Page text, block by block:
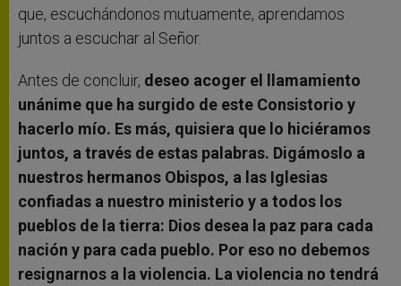
que, escuchándonos mutuamente, aprendamos
juntos a escuchar al Señor.
Antes de concluir, deseo acoger el llamamiento
unánime que ha surgido de este Consistorio y
hacerlo mío. Es más, quisiera que lo hiciéramos
juntos, a través de estas palabras. Digámoslo a
nuestros hermanos Obispos, a las Iglesias
confiadas a nuestro ministerio y a todos los
pueblos de la tierra: Dios desea la paz para cada
nación y para cada pueblo. Por eso no debemos
resignarnos a la violencia. La violencia no tendrá